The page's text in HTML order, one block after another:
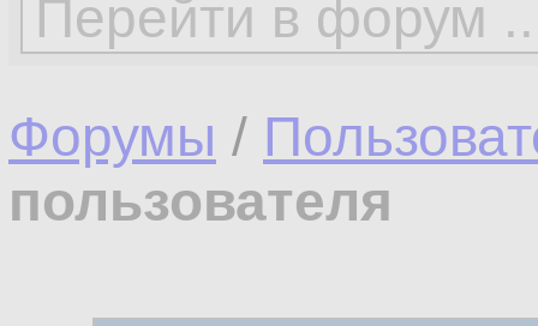
Форумы /
пользователя